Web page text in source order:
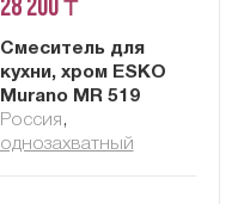
28 200 ₸
Смеситель для
кухни, хром ESKO
Murano MR 519
Россия ,
однозахватный